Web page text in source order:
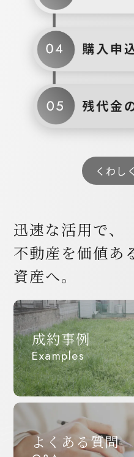
くわし
成約事例
Examples
よくある質問
迅速な活用で、
不動産を価値あ
資産へ。